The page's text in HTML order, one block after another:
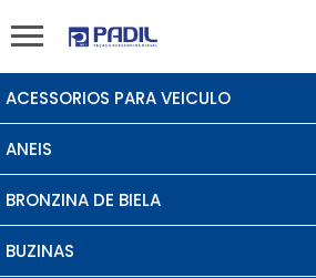
ACESSORIOS PARA VEICULO
ANEIS
BRONZINA DE BIELA
BUZINAS